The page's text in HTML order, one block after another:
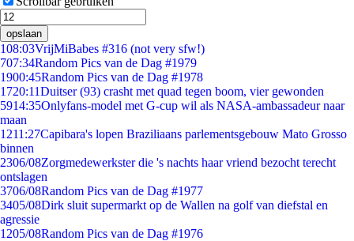
opslaan
108:03VrijMiBabes #316 (not very sfw!)
707:34Random Pics van de Dag #1979
1900:45Random Pics van de Dag #1978
1720:11Duitser (93) crasht met quad tegen boom, vier gewonden
5914:35Onlyfans-model met G-cup wil als NASA-ambassadeur naar
maan
1211:27Capibara's lopen Braziliaans parlementsgebouw Mato Grosso
binnen
2306/08Zorgmedewerkster die 's nachts haar vriend bezocht terecht
ontslagen
3706/08Random Pics van de Dag #1977
3405/08Dirk sluit supermarkt op de Wallen na golf van diefstal en
agressie
1205/08Random Pics van de Dag #1976